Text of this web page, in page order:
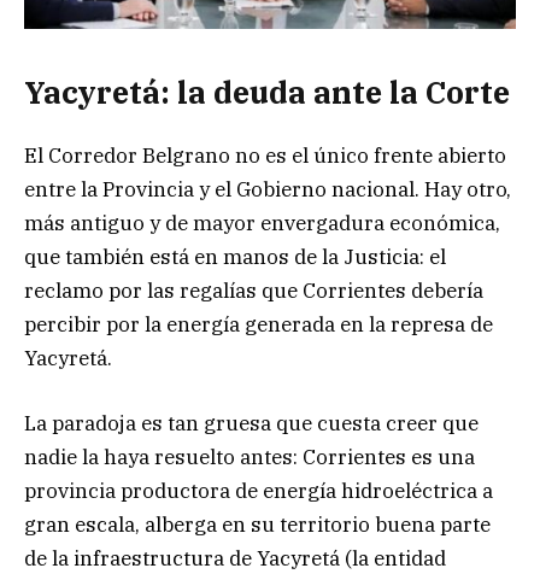
Yacyretá: la deuda ante la Corte
El Corredor Belgrano no es el único frente abierto
entre la Provincia y el Gobierno nacional. Hay otro,
más antiguo y de mayor envergadura económica,
que también está en manos de la Justicia: el
reclamo por las regalías que Corrientes debería
percibir por la energía generada en la represa de
Yacyretá.
La paradoja es tan gruesa que cuesta creer que
nadie la haya resuelto antes: Corrientes es una
provincia productora de energía hidroeléctrica a
gran escala, alberga en su territorio buena parte
de la infraestructura de Yacyretá (la entidad